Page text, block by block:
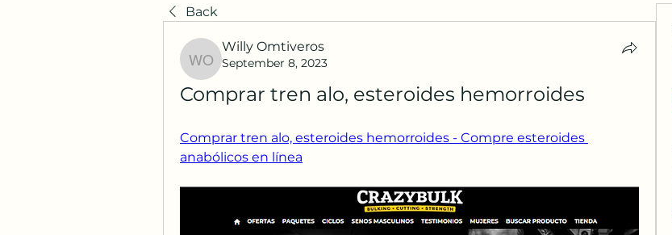
Back
Willy Omtiveros
Willy Omtiveros
September 8, 2023
Comprar tren alo, esteroides hemorroides
Comprar tren alo, esteroides hemorroides - Compre esteroides
anabólicos en línea